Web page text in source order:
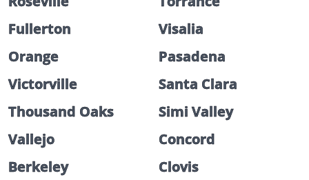
Fullerton
Visalia
Orange
Pasadena
Victorville
Santa Clara
Thousand Oaks
Simi Valley
Vallejo
Concord
Berkeley
Clovis